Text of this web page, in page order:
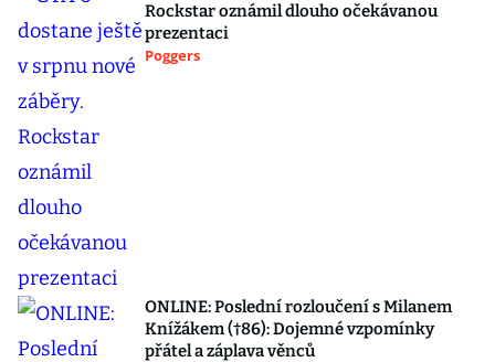
Rockstar oznámil dlouho očekávanou
prezentaci
Poggers
ONLINE: Poslední rozloučení s Milanem
Knížákem (†86): Dojemné vzpomínky
přátel a záplava věnců